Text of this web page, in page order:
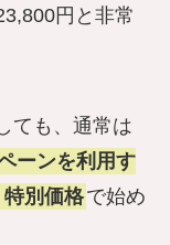
円と非常
ても、通常は
ーンを利用す
別価格で始め